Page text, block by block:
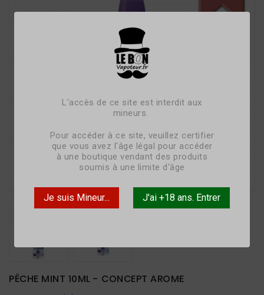
L'accès de ce site est interdit aux
mineurs.
Pour accéder à ce site, veuillez certifier
que vous avez l'âge légal pour accéder
à une boutique vendant des produits
soumis à une limite d'âge
Je suis Mineur... J'ai +18 ans. Entrer
PÊCHE MINT 10ML - CONCEPT AROME